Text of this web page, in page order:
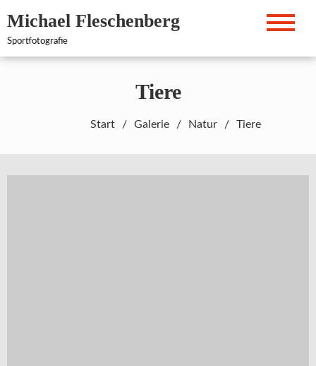
Inhalt
springen
Michael Fleschenberg
Sportfotografie
Tiere
Start Galerie Natur Tiere